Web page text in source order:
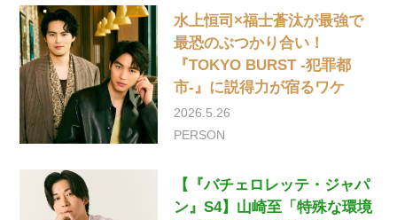
水上恒司×福士蒼汰が最強で
最恐のぶつかり合い！
『TOKYO BURST -犯罪都
市-』に説得力が宿るワケ
2026.5.26
PERSON
【『バチェロレッテ・ジャパ
ン』S4】山崎至「特殊な環境